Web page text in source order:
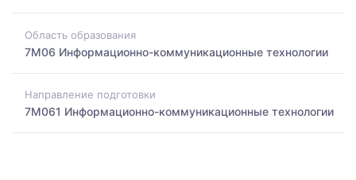
Область образования
7M06 Информационно-коммуникационные технологии
Направление подготовки
7M061 Информационно-коммуникационные технологии